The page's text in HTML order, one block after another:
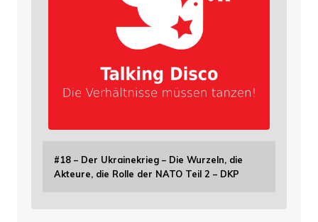
#18 – Der Ukrainekrieg – Die Wurzeln, die
Akteure, die Rolle der NATO Teil 2 – DKP